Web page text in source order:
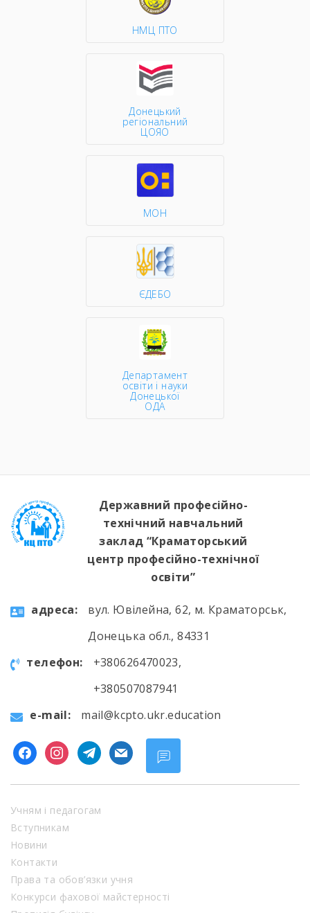
НМЦ ПТО
Донецький
регіональний
ЦОЯО
МОН
ЄДЕБО
Департамент
освіти і науки
Донецької
ОДА
Державний професійно-
технічний навчальний
заклад “Краматорський
центр професійно-технічної
освіти”
aдресa:
вул. Ювілейна, 62, м. Краматорськ,
Донецька обл., 84331
телефон:
+380626470023,
+380507087941
e-mail:
mail@kcpto.ukr.education
facebookinstagramtelegram
mail
Учням і педагогам
Вступникам
Новини
Контакти
Права та обов’язки учня
Конкурси фахової майстерності